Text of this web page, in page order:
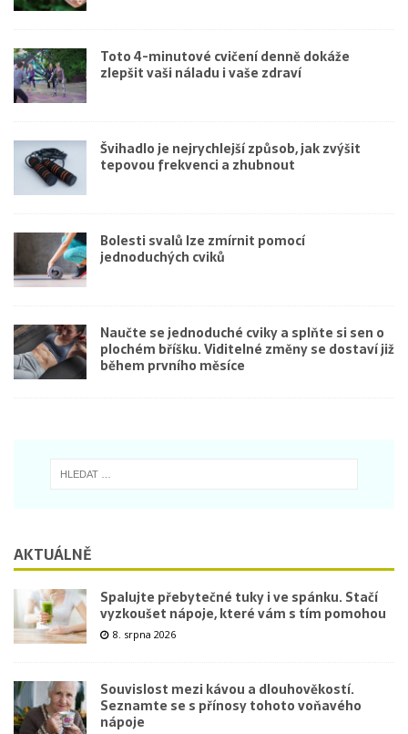
Toto 4-minutové cvičení denně dokáže
zlepšit vaši náladu i vaše zdraví
Švihadlo je nejrychlejší způsob, jak zvýšit
tepovou frekvenci a zhubnout
Bolesti svalů lze zmírnit pomocí
jednoduchých cviků
Naučte se jednoduché cviky a splňte si sen o
plochém bříšku. Viditelné změny se dostaví již
během prvního měsíce
AKTUÁLNĚ
Spalujte přebytečné tuky i ve spánku. Stačí
vyzkoušet nápoje, které vám s tím pomohou
8. srpna 2026
Souvislost mezi kávou a dlouhověkostí.
Seznamte se s přínosy tohoto voňavého
nápoje